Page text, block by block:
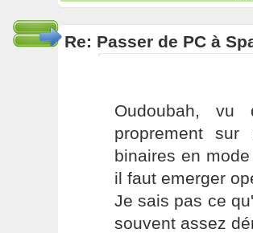
Re: Passer de PC à
Oudoubah, vu
proprement
binaires en
il faut emerger
Je sais pas ce
souvent assez